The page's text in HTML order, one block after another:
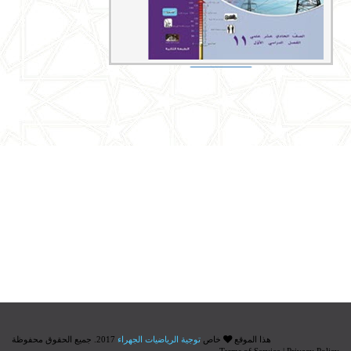
هذا الموقع خاص توجية الرياضيات الجهراء 2017. جميع الحقوق محفوظة